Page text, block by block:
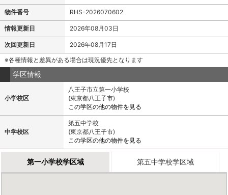
物件番号 RHS-2026070602
情報更新日 2026年08月03日
次回更新日
2026年08月17日
※各種情報と差異がある場合は現況優先となります
学区情報
小学校区
八王子市立第一小学校
(東京都八王子市)
この学区の他の物件を見る
中学校区
第五中学校
(東京都八王子市)
この学区の他の物件を見る
第一小学校学区域 第五中学校学区域